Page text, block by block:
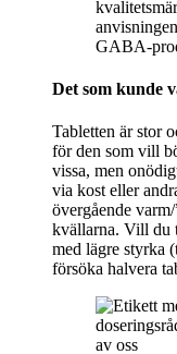
GABA-
Det som kunde
Tabletten är stor
för den som vill
vissa, men
via kost eller
övergående
kvällarna. Vill du
med lägre styrka
försöka halvera